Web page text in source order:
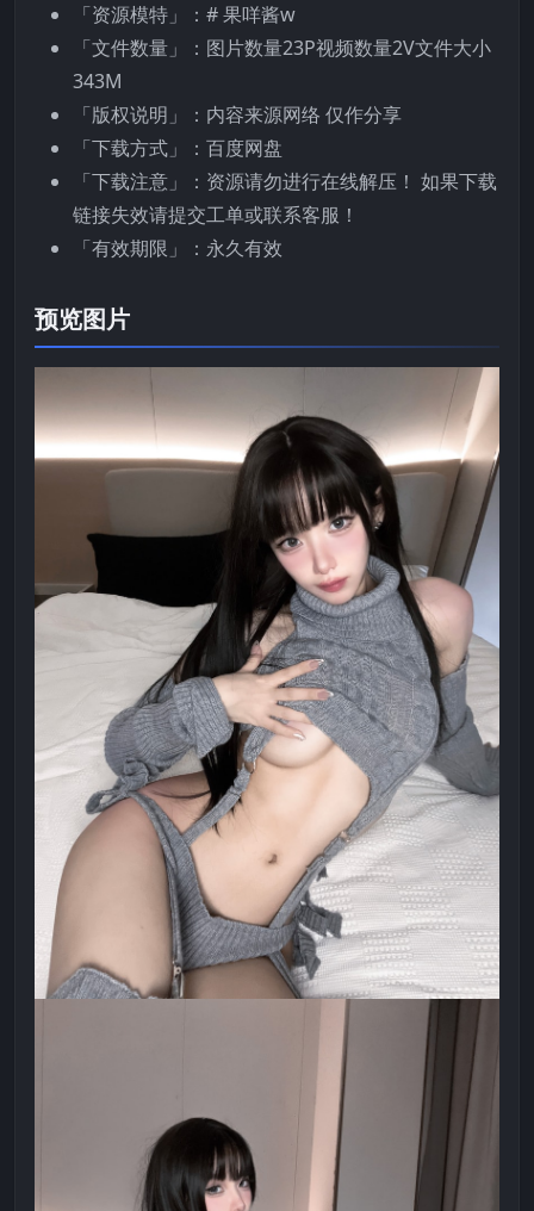
「资源模特」：# 果咩酱w
「文件数量」：图片数量23P视频数量2V文件大小
343M
「版权说明」：内容来源网络 仅作分享
「下载方式」：百度网盘
「下载注意」：资源请勿进行在线解压！ 如果下载
链接失效请提交工单或联系客服！
「有效期限」：永久有效
预览图片